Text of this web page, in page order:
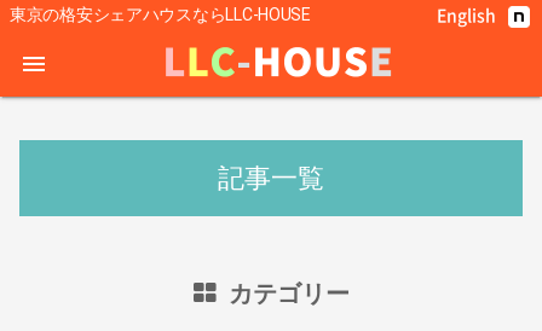
東京の格安シェアハウスならLLC-HOUSE English
menu
記事一覧
カテゴリー